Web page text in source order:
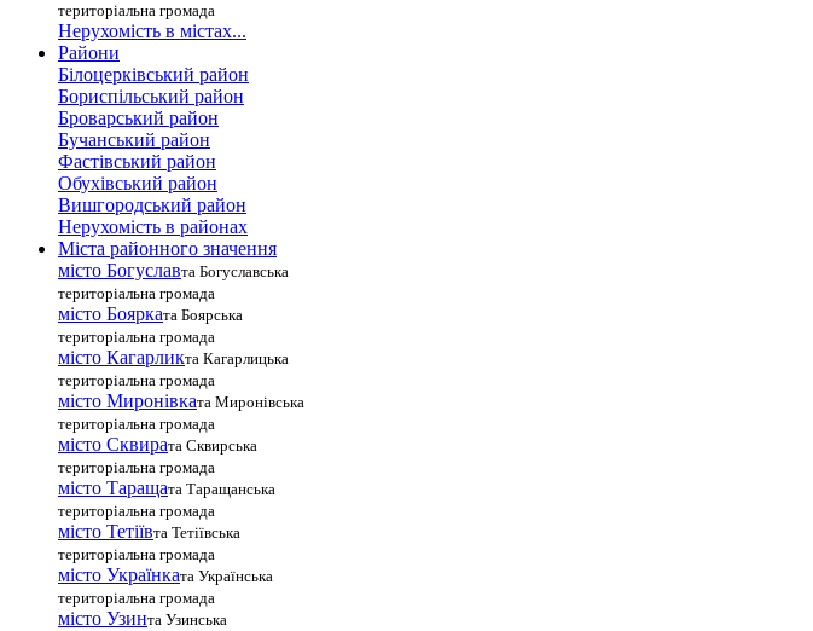
територіальна громада
Нерухомість в містах...
Райони
Білоцерківський район
Бориспільський район
Броварський район
Бучанський район
Фастівський район
Обухівський район
Вишгородський район
Нерухомість в районах
Міста районного значення
місто Богуславта Богуславська
територіальна громада
місто Боярката Боярська
територіальна громада
місто Кагарликта Кагарлицька
територіальна громада
місто Миронівката Миронівська
територіальна громада
місто Сквирата Сквирська
територіальна громада
місто Таращата Таращанська
територіальна громада
місто Тетіївта Тетіївська
територіальна громада
місто Українката Українська
територіальна громада
місто Узинта Узинська